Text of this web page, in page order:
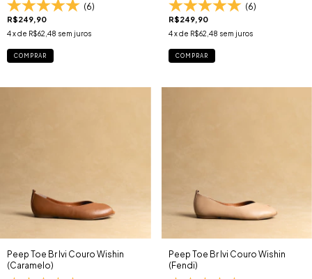
(6)
R$249,90
4x de R$62,48 sem juros
COMPRAR
(6)
R$249,90
4 x de R$62,48 sem juros
COMPRAR
Peep Toe Br Ivi Couro Wishin
(Caramelo)
Peep Toe Br Ivi Couro Wishin
(Fendi)